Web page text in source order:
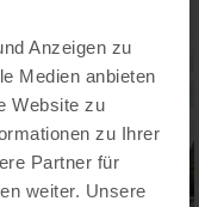
Anzeigen zu
Medien anbieten
Website zu
zu Ihrer
Partner für
weiter. Unsere